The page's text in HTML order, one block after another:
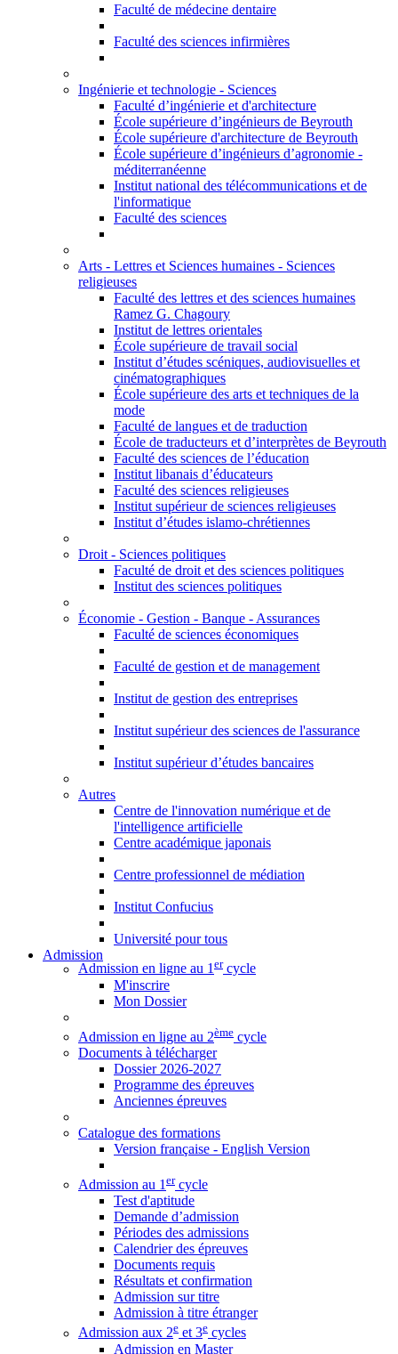
Faculté de médecine dentaire
Faculté des sciences infirmières
Ingénierie et technologie - Sciences
Faculté d’ingénierie et d'architecture
École supérieure d’ingénieurs de Beyrouth
École supérieure d'architecture de Beyrouth
École supérieure d’ingénieurs d’agronomie -
méditerranéenne
Institut national des télécommunications et de
l'informatique
Faculté des sciences
Arts - Lettres et Sciences humaines - Sciences
religieuses
Faculté des lettres et des sciences humaines
Ramez G. Chagoury
Institut de lettres orientales
École supérieure de travail social
Institut d’études scéniques, audiovisuelles et
cinématographiques
École supérieure des arts et techniques de la
mode
Faculté de langues et de traduction
École de traducteurs et d’interprètes de Beyrouth
Faculté des sciences de l’éducation
Institut libanais d’éducateurs
Faculté des sciences religieuses
Institut supérieur de sciences religieuses
Institut d’études islamo-chrétiennes
Droit - Sciences politiques
Faculté de droit et des sciences politiques
Institut des sciences politiques
Économie - Gestion - Banque - Assurances
Faculté de sciences économiques
Faculté de gestion et de management
Institut de gestion des entreprises
Institut supérieur des sciences de l'assurance
Institut supérieur d’études bancaires
Autres
Centre de l'innovation numérique et de
l'intelligence artificielle
Centre académique japonais
Centre professionnel de médiation
Institut Confucius
Université pour tous
Admission
Admission en ligne au 1ercycle
M'inscrire
Mon Dossier
Admission en ligne au 2ème cycle
Documents à télécharger
Dossier 2026-2027
Programme des épreuves
Anciennes épreuves
Catalogue des formations
Version française - English Version
Admission au 1 ercycle
Test d'aptitude
Demande d’admission
Périodes des admissions
Calendrier des épreuves
Documents requis
Résultats et confirmation
Admission sur titre
Admission à titre étranger
Admission aux 2e et 3e cycles
Admission en Master